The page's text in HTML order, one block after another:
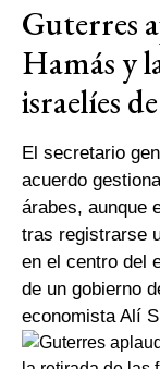
Guterres
Hamás y
israelíes
El secretario
acuerdo
árabes, aunque
tras registrarse
en el centro del
de un gobierno
economista Alí